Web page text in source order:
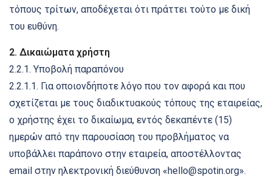
τόπους τρίτων, αποδέχεται ότι πράττει τούτο με δική
του ευθύνη.
2. Δικαιώματα χρήστη
2.2.1. Υποβολή παραπόνου
2.2.1.1. Για οποιονδήποτε λόγο που τον αφορά και που
σχετίζεται με τους διαδικτυακούς τόπους της εταιρείας,
ο χρήστης έχει το δικαίωμα, εντός δεκαπέντε (15)
ημερών από την παρουσίαση του προβλήματος να
υποβάλλει παράπονο στην εταιρεία, αποστέλλοντας
email στην ηλεκτρονική διεύθυνση «hello@spotin.org».